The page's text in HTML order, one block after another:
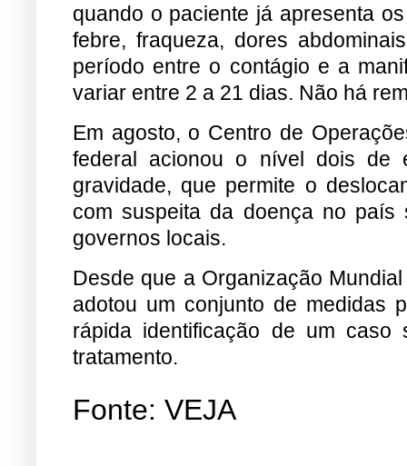
quando o paciente já apresenta
febre, fraqueza, dores
período entre o contágio e a
variar entre 2 a 21 dias. Não há
Em agosto, o Centro de
federal acionou o nível dois de
gravidade, que permite o
com suspeita da doença no
governos locais.
Desde que a Organização
adotou um conjunto de medidas
rápida identificação de um caso
tratamento.
Fonte: VEJA